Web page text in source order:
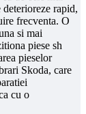
deterioreze rapid,
frecventa. O
si mai
piese sh
pieselor
Skoda, care
cu o